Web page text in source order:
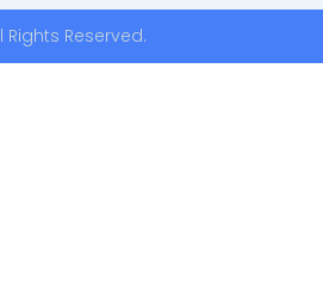
Rights Reserved.